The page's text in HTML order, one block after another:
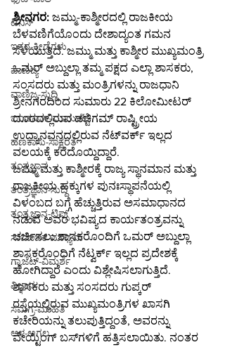
ಟೆನಿಸ್
ಇತರ-ಕ್ರೀಡೆಗಳು
ವಾಣಿಜ್ಯ
ವಾಣಿಜ್ಯ-ಸುದ್ದಿ
ಬಂಡವಾಳ-ಮಾರುಕಟ್ಟೆ
ಹಣಕಾಸು-ಸಾಕ್ಷರತೆ
ತಂತ್ರಜ್ಞಾನ
ತಂತ್ರಜ್ಞಾನ-ಸುದ್ದಿ
ತಂತ್ರಜ್ಞಾನ-ಟಿಪ್ಸ್
ಸಾಮಾಜಿಕ ಮಾಧ್ಯಮ
ಗ್ಯಾಜೆಟ್-ವಿಮರ್ಶೆ
ವಿಜ್ಞಾನ
ಸಮಗ್ರ-ಮಾಹಿತಿ
ಆಳ-ಅಗಲ
ಶ್ರೀನಗರ: ಜಮ್ಮು-ಕಾಶ್ಮೀರದಲ್ಲಿ ರಾಜಕೀಯ
ಬೆಳವಣಿಗೆಯೊಂದು ದೇಶಾದ್ಯಂತ ಗಮನ
ಸೆಳೆಯುತ್ತಿದೆ. ಜಮ್ಮು ಮತ್ತು ಕಾಶ್ಮೀರ ಮುಖ್ಯಮಂತ್ರಿ
ಒಮರ್ ಅಬ್ದುಲ್ಲಾ ತಮ್ಮ ಪಕ್ಷದ ಎಲ್ಲಾ ಶಾಸಕರು,
ಸಂಸದರು ಮತ್ತು ಮಂತ್ರಿಗಳನ್ನು ರಾಜಧಾನಿ
ಶ್ರೀನಗರದಿಂದ ಸುಮಾರು 22 ಕಿಲೋಮೀಟರ್
ದೂರದಲ್ಲಿರುವ ಡಚಿಗಮ್ ರಾಷ್ಟ್ರೀಯ
ಉದ್ಯಾನವನದಲ್ಲಿರುವ ನೆಟ್‌ವರ್ಕ್ ಇಲ್ಲದ
ವಲಯಕ್ಕೆ ಕರೆದೊಯ್ದಿದ್ದಾರೆ.
ಜಮ್ಮು ಮತ್ತು ಕಾಶ್ಮೀರಕ್ಕೆ ರಾಜ್ಯ ಸ್ಥಾನಮಾನ ಮತ್ತು
ರಾಜಕೀಯ ಹಕ್ಕುಗಳ ಪುನಃಸ್ಥಾಪನೆಯಲ್ಲಿ
ವಿಳಂಬದ ಬಗ್ಗೆ ಹೆಚ್ಚುತ್ತಿರುವ ಅಸಮಾಧಾನದ
ನಡುವೆ ಅವರ ಭವಿಷ್ಯದ ಕಾರ್ಯತಂತ್ರವನ್ನು
ಚರ್ಚಿಸಲು ಶಾಸಕರೊಂದಿಗೆ ಒಮರ್ ಅಬ್ದುಲ್ಲಾ
ಶಾಸಕರೊಂದಿಗೆ ನೆಟ್ವರ್ಕ್ ಇಲ್ಲದ ಪ್ರದೇಶಕ್ಕೆ
ಹೋಗಿದ್ದಾರೆ ಎಂದು ವಿಶ್ಲೇಷಿಸಲಾಗುತ್ತಿದೆ.
ಶಾಸಕರು ಮತ್ತು ಸಂಸದರು ಗುಪ್ಕರ್
ರಸ್ತೆಯಲ್ಲಿರುವ ಮುಖ್ಯಮಂತ್ರಿಗಳ ಖಾಸಗಿ
ಕಚೇರಿಯನ್ನು ತಲುಪುತ್ತಿದ್ದಂತೆ, ಅವರನ್ನು
ವೇಯ್ಟಿಂಗ್ ಬಸ್‌ಗಳಿಗೆ ಹತ್ತಿಸಲಾಯಿತು. ನಂತರ